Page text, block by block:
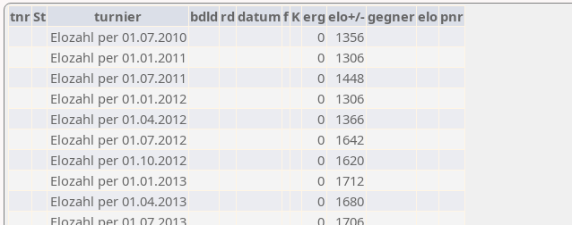
tnrSt turnier bdld rd datumf Kerg elo+/-gegnerelo pnr
Elozahl per 01.07.2010
0
1356
Elozahl per 01.01.2011
0
1306
Elozahl per 01.07.2011
0
1448
Elozahl per 01.01.2012
0
1306
Elozahl per 01.04.2012
0
1366
Elozahl per 01.07.2012
0
1642
Elozahl per 01.10.2012
0
1620
Elozahl per 01.01.2013
0
1712
Elozahl per 01.04.2013
0
1680
Elozahl per 01.07.2013
0
1706